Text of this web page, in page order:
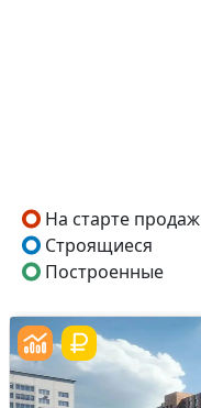
На старте продаж
Строящиеся
Построенные